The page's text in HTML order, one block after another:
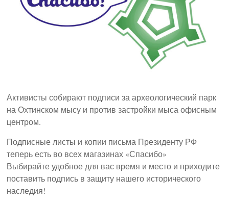
Активисты собирают подписи за археологический парк
на Охтинском мысу и против застройки мыса офисным
центром.
Подписные листы и копии письма Президенту РФ
теперь есть во всех магазинах «Спасибо»
Выбирайте удобное для вас время и место и приходите
поставить подпись в защиту нашего исторического
наследия!